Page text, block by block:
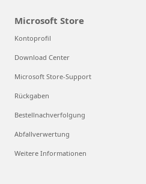
Microsoft Store
Kontoprofil
Download Center
Microsoft Store-Support
Rückgaben
Bestellnachverfolgung
Abfallverwertung
Weitere Informationen